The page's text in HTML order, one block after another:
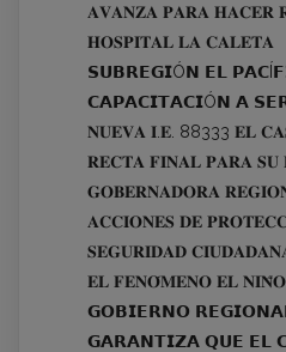
𝐀𝐕𝐀𝐍𝐙𝐀 𝐏𝐀𝐑𝐀 𝐇𝐀𝐂𝐄𝐑
𝐇𝐎𝐒𝐏𝐈𝐓𝐀𝐋 𝐋𝐀 𝐂𝐀𝐋𝐄𝐓𝐀
𝗦𝗨𝗕𝗥𝗘𝗚𝗜Ó𝗡 𝗘𝗟
𝗖𝗔𝗣𝗔𝗖𝗜𝗧𝗔𝗖𝗜Ó𝗡 𝗔
𝐍𝐔𝐄𝐕𝐀 𝐈.𝐄. 88333 𝐄𝐋
𝐑𝐄𝐂𝐓𝐀 𝐅𝐈𝐍𝐀𝐋 𝐏𝐀𝐑𝐀 𝐒𝐔
𝐆𝐎𝐁𝐄𝐑𝐍𝐀𝐃𝐎𝐑𝐀
𝐀𝐂𝐂𝐈𝐎𝐍𝐄𝐒 𝐃𝐄
𝐒𝐄𝐆𝐔𝐑𝐈𝐃𝐀𝐃
𝐄𝐋 𝐅𝐄𝐍𝐎́𝐌𝐄𝐍𝐎 𝐄𝐋 𝐍𝐈𝐍̃𝐎
𝗚𝗢𝗕𝗜𝗘𝗥𝗡𝗢
𝗚𝗔𝗥𝗔𝗡𝗧𝗜𝗭𝗔 𝗤𝗨𝗘 𝗘𝗟